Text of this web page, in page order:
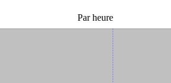
Par heure